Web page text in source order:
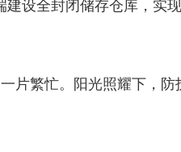
设全封闭储存仓库，实
片繁忙。阳光照耀下，